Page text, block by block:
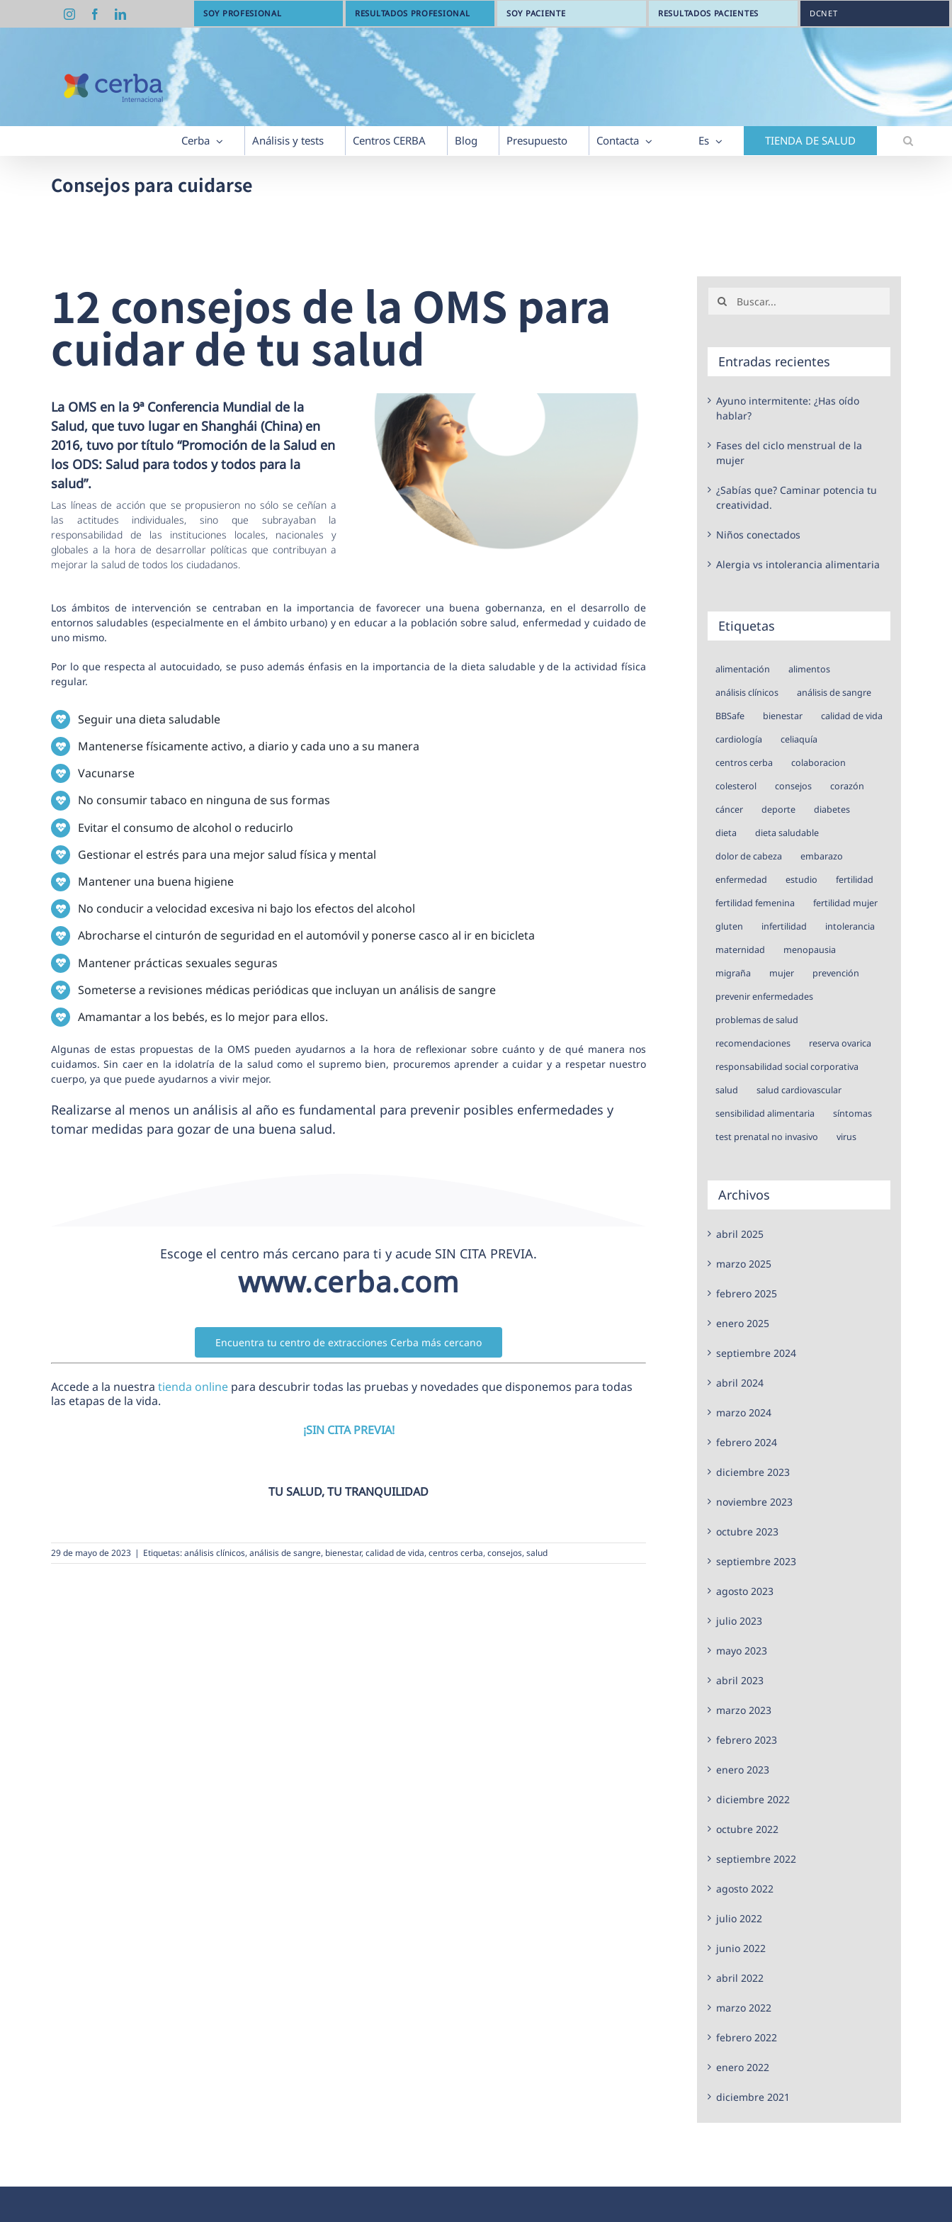
InstagramFacebookLinkedIn SOY PROFESIONAL RESULTADOS PROFESIONAL SOY PACIENTE RESULTADOS PACIENTES DCNET
Cerba Análisis y tests Centros CERBA Blog Presupuesto Contacta Es TIENDA DE SALUD
Consejos para cuidarse
12 consejos de la OMS para
cuidar de tu salud
La OMS en la 9ª Conferencia Mundial de la
Salud, que tuvo lugar en Shanghái (China) en
2016, tuvo por título “Promoción de la Salud en
los ODS: Salud para todos y todos para la
salud”.
Las líneas de acción que se propusieron no sólo se ceñían a
las actitudes individuales, sino que subrayaban la
responsabilidad de las instituciones locales, nacionales y
globales a la hora de desarrollar políticas que contribuyan a
mejorar la salud de todos los ciudadanos.
Los ámbitos de intervención se centraban en la importancia de favorecer una buena gobernanza, en el desarrollo de
entornos saludables (especialmente en el ámbito urbano) y en educar a la población sobre salud, enfermedad y cuidado de
uno mismo.
Por lo que respecta al autocuidado, se puso además énfasis en la importancia de la dieta saludable y de la actividad física
regular.
Seguir una dieta saludable
Mantenerse físicamente activo, a diario y cada uno a su manera
Vacunarse
No consumir tabaco en ninguna de sus formas
Evitar el consumo de alcohol o reducirlo
Gestionar el estrés para una mejor salud física y mental
Mantener una buena higiene
No conducir a velocidad excesiva ni bajo los efectos del alcohol
Abrocharse el cinturón de seguridad en el automóvil y ponerse casco al ir en bicicleta
Mantener prácticas sexuales seguras
Someterse a revisiones médicas periódicas que incluyan un análisis de sangre
Amamantar a los bebés, es lo mejor para ellos.
Algunas de estas propuestas de la OMS pueden ayudarnos a la hora de reflexionar sobre cuánto y de qué manera nos
cuidamos. Sin caer en la idolatría de la salud como el supremo bien, procuremos aprender a cuidar y a respetar nuestro
cuerpo, ya que puede ayudarnos a vivir mejor.
Realizarse al menos un análisis al año es fundamental para prevenir posibles enfermedades y
tomar medidas para gozar de una buena salud.
Escoge el centro más cercano para ti y acude SIN CITA PREVIA.
www.cerba.com
Encuentra tu centro de extracciones Cerba más cercano
Accede a la nuestra tienda onlinepara descubrir todas las pruebas y novedades que disponemos para todas
las etapas de la vida.
¡SIN CITA PREVIA!
TU SALUD, TU TRANQUILIDAD
29 de mayo de 2023 | Etiquetas:análisis clínicos, análisis de sangre, bienestar, calidad de vida, centros cerba, consejos, salud
Buscar:
Entradas recientes
Ayuno intermitente: ¿Has oído
hablar?
Fases del ciclo menstrual de la
mujer
¿Sabías que? Caminar potencia tu
creatividad.
Niños conectados
Alergia vs intolerancia alimentaria
Etiquetas
alimentación
alimentos
análisis clínicos
análisis de sangre
BBSafe
bienestar
calidad de vida
cardiología
celiaquía
centros cerba
colaboracion
colesterol
consejos
corazón
cáncer
deporte
diabetes
dieta
dieta saludable
dolor de cabeza
embarazo
enfermedad
estudio
fertilidad
fertilidad femenina
fertilidad mujer
gluten
infertilidad
intolerancia
maternidad
menopausia
migraña
mujer
prevención
prevenir enfermedades
problemas de salud
recomendaciones
reserva ovarica
responsabilidad social corporativa
salud
salud cardiovascular
sensibilidad alimentaria
síntomas
test prenatal no invasivo
virus
Archivos
abril 2025
marzo 2025
febrero 2025
enero 2025
septiembre 2024
abril 2024
marzo 2024
febrero 2024
diciembre 2023
noviembre 2023
octubre 2023
septiembre 2023
agosto 2023
julio 2023
mayo 2023
abril 2023
marzo 2023
febrero 2023
enero 2023
diciembre 2022
octubre 2022
septiembre 2022
agosto 2022
julio 2022
junio 2022
abril 2022
marzo 2022
febrero 2022
enero 2022
diciembre 2021